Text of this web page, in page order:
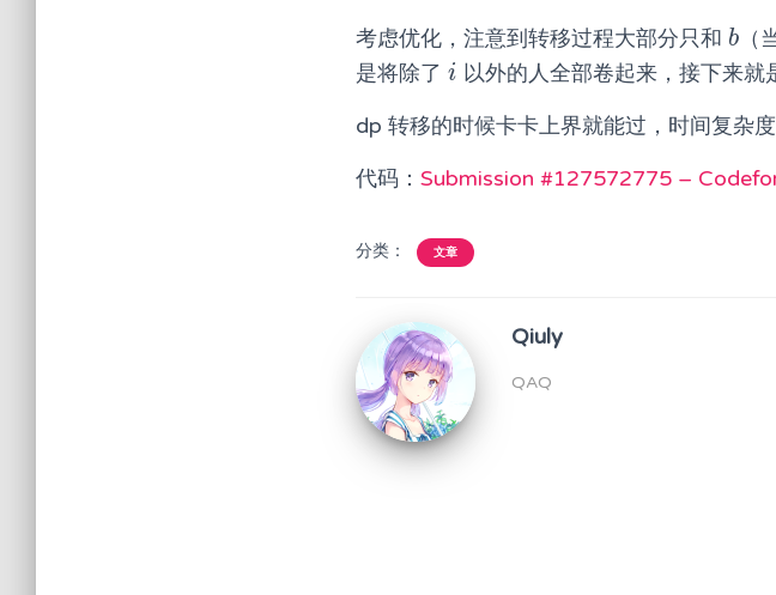
考虑优化，注意到转移过程大部分只和 b
b
是将除了 i
i 以外的人全部卷起来，接下来就
dp 转移的时候卡卡上界就能过，时间复杂度
代码： Submission #127572775 –
分类： 文章
Qiuly
QAQ